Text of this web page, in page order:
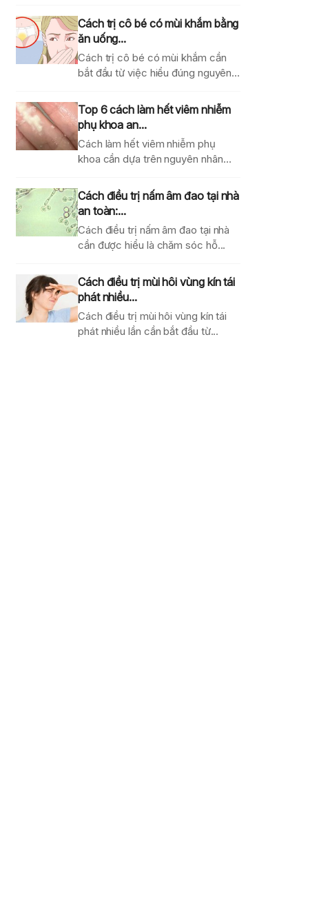
Cách trị cô bé có mùi khắm bằng
ăn uống...
Cách trị cô bé có mùi khắm cần
bắt đầu từ việc hiểu đúng nguyên...
Top 6 cách làm hết viêm nhiễm
phụ khoa an...
Cách làm hết viêm nhiễm phụ
khoa cần dựa trên nguyên nhân
Cách điều trị nấm âm đao tại nhà
an toàn:...
Cách điều trị nấm âm đao tại nhà
cần được hiểu là chăm sóc hỗ...
Cách điều trị mùi hôi vùng kín tái
phát nhiều...
Cách điều trị mùi hôi vùng kín tái
phát nhiều lần cần bắt đầu từ...